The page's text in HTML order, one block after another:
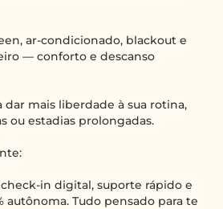
ar-condicionado, blackout e
— conforto e descanso
dar mais liberdade à sua rotina,
ou estadias prolongadas.
in digital, suporte rápido e
autônoma. Tudo pensado para te